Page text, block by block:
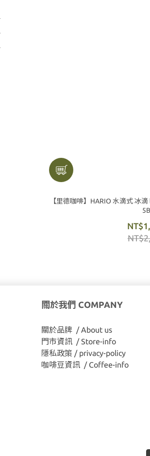
【里德咖啡】HARIO 水滴式 冰
5B
關於我們 COMPANY
關於品牌 / About us
門市資訊 / Store-info
隱私政策 / privacy-policy
咖啡豆資訊 / Coffee-info